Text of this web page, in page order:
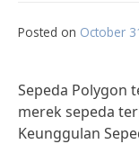
Posted on October
Sepeda Polygon
merek sepeda
Keunggulan